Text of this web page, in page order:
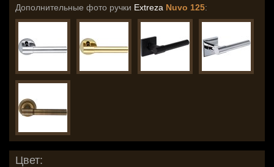
Дополнительные фото ручки Extreza Nuvo 125:
Цвет: